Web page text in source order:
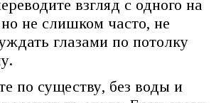
взгляд с одного на
но не слишком часто, не
глазами по потолку
по существу, без воды и